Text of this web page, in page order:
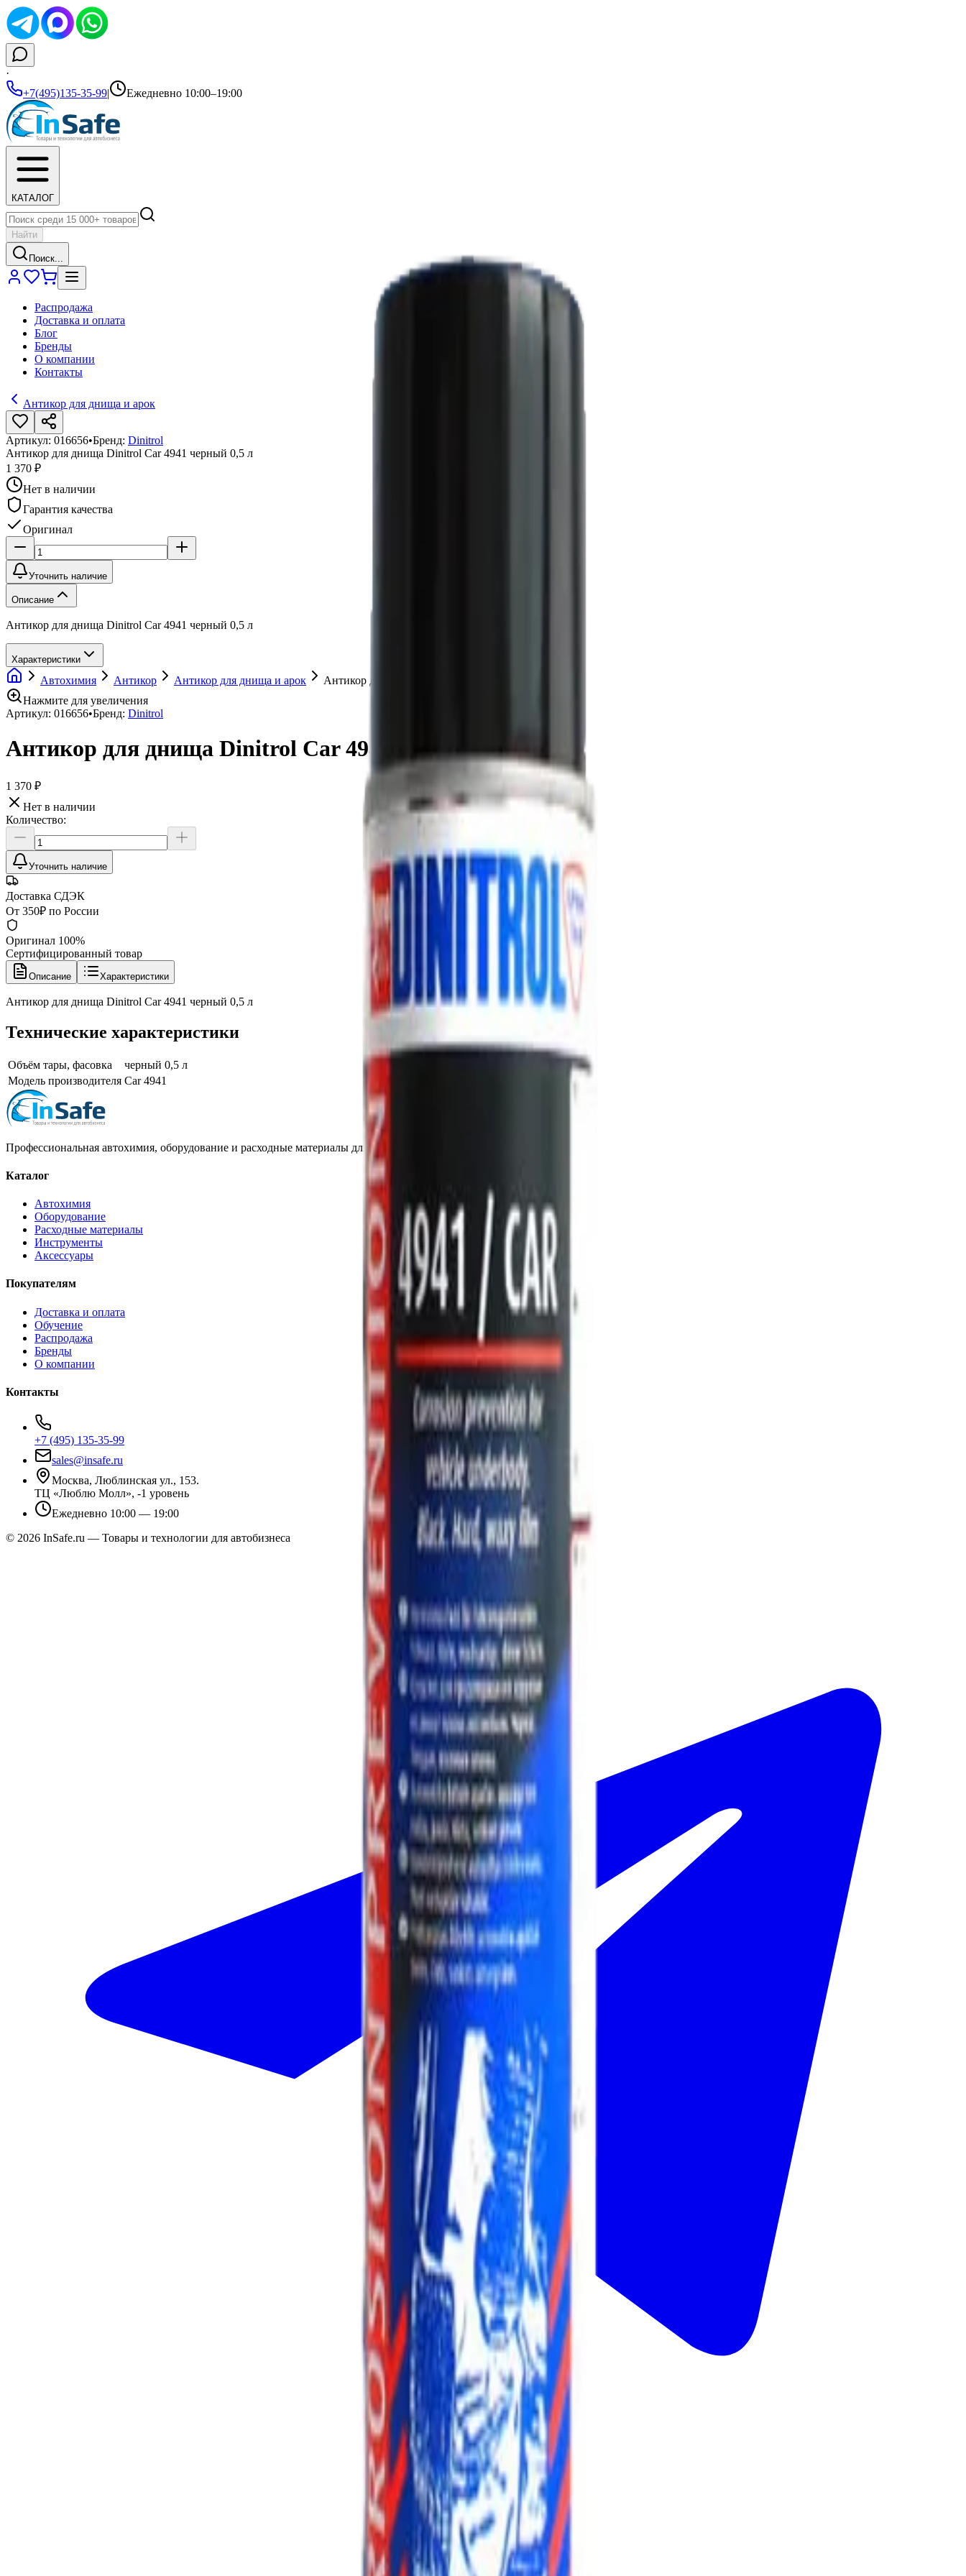
·
+7(495)135-35-99| Ежедневно 10:00–19:00
КАТАЛОГ
Найти
Поиск...
Распродажа
Доставка и оплата
Блог
Бренды
О компании
Контакты
Антикор для днища и арок
Артикул: 016656•Бренд: Dinitrol
Антикор для днища Dinitrol Car 4941 черный 0,5 л
1 370 ₽
Нет в наличии
Гарантия качества
Оригинал
Уточнить наличие
Описание
Антикор для днища Dinitrol Car 4941 черный 0,5 л
Характеристики
Автохимия Антикор Антикор для днища и арок
Антикор для днища Dinitrol Car 4941 черный 0,5 л
Нажмите для увеличения
Артикул: 016656•Бренд: Dinitrol
Антикор для днища Dinitrol Car 4941 черный 0,5 л
1 370 ₽
Нет в наличии
Количество:
Уточнить наличие
Доставка СДЭК
От 350₽ по России
Оригинал 100%
Сертифицированный товар
Описание Характеристики
Антикор для днища Dinitrol Car 4941 черный 0,5 л
Технические характеристики
Объём тары, фасовка
черный 0,5 л
Модель производителя Car 4941
Профессиональная автохимия, оборудование и расходные материалы для детейлинга.
Каталог
Автохимия
Оборудование
Расходные материалы
Инструменты
Аксессуары
Покупателям
Доставка и оплата
Обучение
Распродажа
Бренды
О компании
Контакты
+7 (495) 135-35-99
sales@insafe.ru
Москва, Люблинская ул., 153.
ТЦ «Люблю Молл», -1 уровень
Ежедневно 10:00 — 19:00
© 2026 InSafe.ru — Товары и технологии для автобизнеса